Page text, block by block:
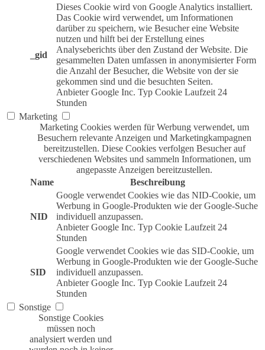
_gid
Dieses Cookie wird von Google Analytics installiert.
Das Cookie wird verwendet, um Informationen
darüber zu speichern, wie Besucher eine Website
nutzen und hilft bei der Erstellung eines
Analyseberichts über den Zustand der Website. Die
gesammelten Daten umfassen in anonymisierter Form
die Anzahl der Besucher, die Website von der sie
gekommen sind und die besuchten Seiten.
Anbieter Google Inc. Typ Cookie Laufzeit 24
Stunden
Marketing
Marketing Cookies werden für Werbung verwendet, um
Besuchern relevante Anzeigen und Marketingkampagnen
bereitzustellen. Diese Cookies verfolgen Besucher auf
verschiedenen Websites und sammeln Informationen, um
angepasste Anzeigen bereitzustellen.
Name
Beschreibung
NID
Google verwendet Cookies wie das NID-Cookie, um
Werbung in Google-Produkten wie der Google-Suche
individuell anzupassen.
Anbieter Google Inc. Typ Cookie Laufzeit 24
Stunden
SID
Google verwendet Cookies wie das SID-Cookie, um
Werbung in Google-Produkten wie der Google-Suche
individuell anzupassen.
Anbieter Google Inc. Typ Cookie Laufzeit 24
Stunden
Sonstige
Sonstige Cookies
müssen noch
analysiert werden und